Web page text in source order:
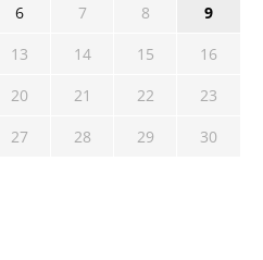
6 7 8
9
13 14 15
16
20 21 22
23
27 28 29
30